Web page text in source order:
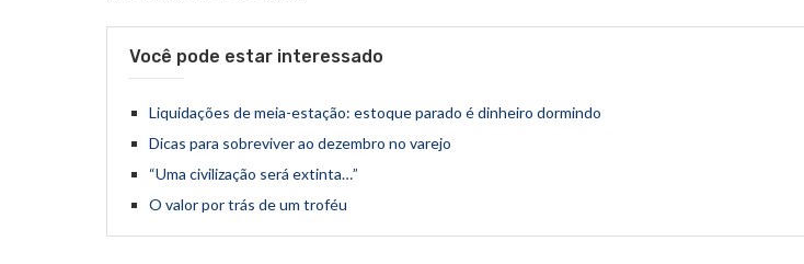
Você pode estar interessado
Liquidações de meia-estação: estoque parado é dinheiro dormindo
Dicas para sobreviver ao dezembro no varejo
“Uma civilização será extinta…”
O valor por trás de um troféu